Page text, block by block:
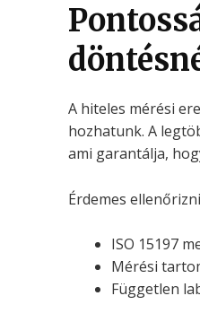
A hiteles mérési
hozhatunk. A
ami garantálja,
Érdemes
ISO 15197
Mérési
Független